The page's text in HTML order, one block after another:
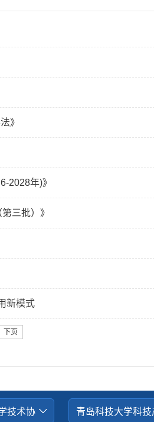
》
2028年)》
三批）》
新模式
下页